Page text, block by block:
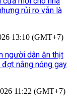
rủi ro vẫn là
13:10 (GMT+7)
người dân ăn thịt
nắng nóng gay
11:22 (GMT+7)